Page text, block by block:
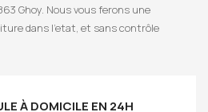
Ghoy. Nous vous ferons une
dans l’etat, et sans contrôle
À DOMICILE EN 24H